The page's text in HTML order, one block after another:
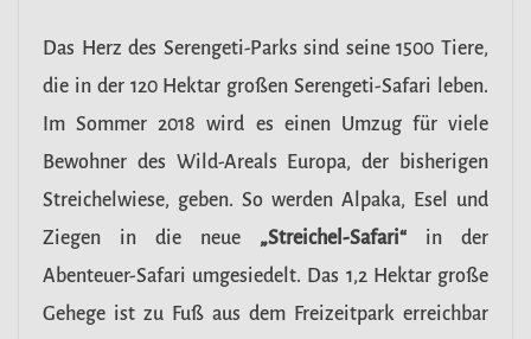
Das Herz des Serengeti-Parks sind seine 1500 Tiere,
die in der 120 Hektar großen Serengeti-Safari leben.
Im Sommer 2018 wird es einen Umzug für viele
Bewohner des Wild-Areals Europa, der bisherigen
Streichelwiese, geben. So werden Alpaka, Esel und
Ziegen in die neue „Streichel-Safari“ in der
Abenteuer-Safari umgesiedelt. Das 1,2 Hektar große
Gehege ist zu Fuß aus dem Freizeitpark erreichbar